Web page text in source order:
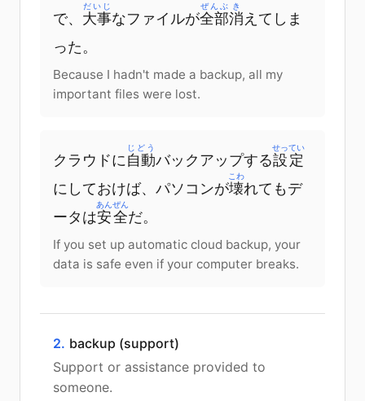
で、 大事
だいじ
なファイルが全部
ぜんぶ
消
き
えてしま
った 。
Because I hadn't made a backup, all my
important files were lost.
クラウドに 自動
じどう
バックアップする設定
せってい
に しておけば、 パソコンが壊
こわ
れても デ
ータ は安全
あんぜん
だ。
If you set up automatic cloud backup, your
data is safe even if your computer breaks.
2. backup (support)
Support or assistance provided to
someone.